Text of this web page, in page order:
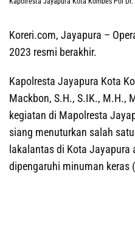
Koreri.com, Jayapura –
2023 resmi berakhir.
Kapolresta Jayapura Kota
Mackbon, S.H., S.IK., M.H.,
kegiatan di Mapolresta
siang menuturkan salah
lakalantas di Kota Jayapura
dipengaruhi minuman keras